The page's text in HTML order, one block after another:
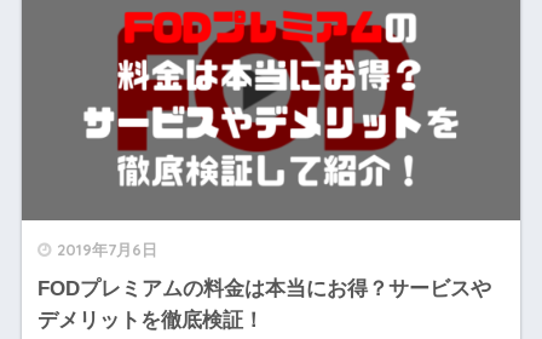
2019年7月6日
FODプレミアムの料金は本当にお得？サービスや
デメリットを徹底検証！